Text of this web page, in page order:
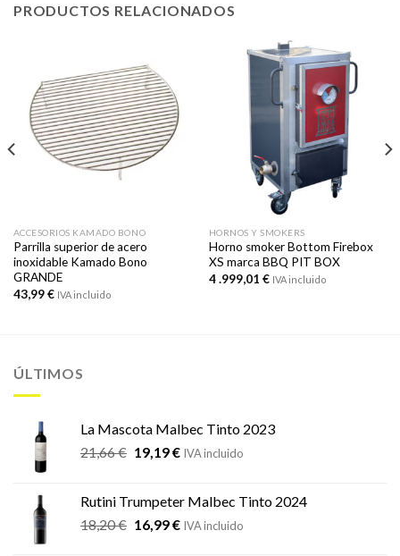
PRODUCTOS RELACIONADOS
ACCESORIOS KAMADO BONO
Parrilla superior de acero
inoxidable Kamado Bono
GRANDE
43,99€ IVA incluido
HORNOS Y SMOKERS
Horno smoker Bottom Firebox
XS marca BBQ PIT BOX
4 .999,01 € IVA incluido
ÚLTIMOS
La Mascota Malbec Tinto 2023
21,66€ El
era:
21,66 €.
19,19€El
es:
19,19 €.
IVA incluido
Rutini Trumpeter Malbec Tinto 2024
18,20€ El
16,99€ElIVA incluido